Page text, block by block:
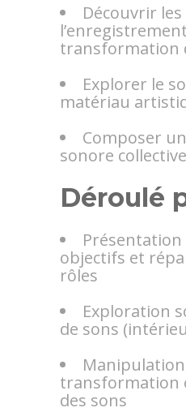
Découvrir les
transformation
Explorer le
matériau
Composer
sonore collective
Déroulé
objectifs et
rôles
Exploration
de sons
transformation
des sons